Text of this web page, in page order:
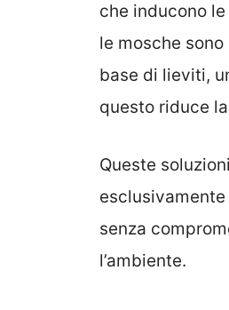
che inducono
le mosche
base di lieviti,
questo riduce
Queste
senza
l’ambiente.